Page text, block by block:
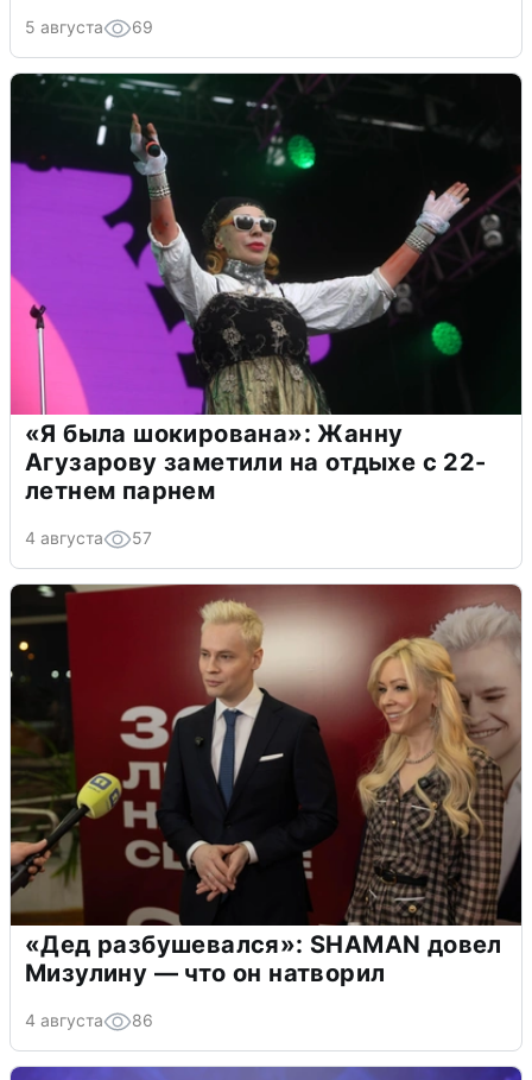
5 августа 69
«Я была шокирована»: Жанну
Агузарову заметили на отдыхе с 22-
летнем парнем
4 августа 57
«Дед разбушевался»: SHAMAN довел
Мизулину — что он натворил
4 августа 86